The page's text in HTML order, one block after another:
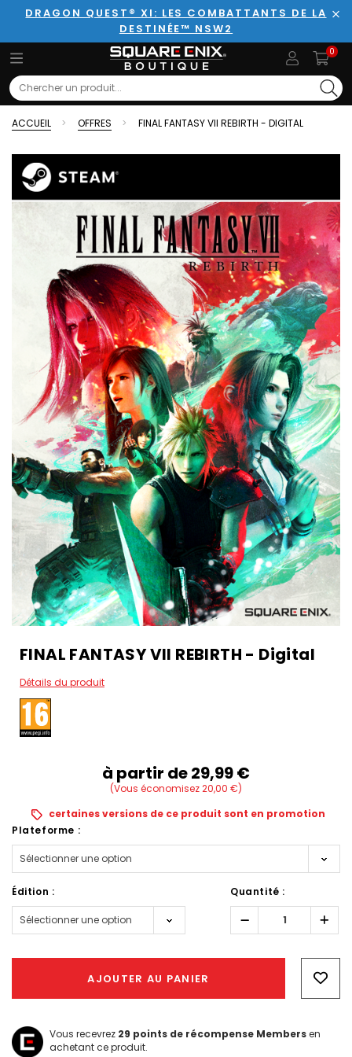
DRAGON QUEST® XI: LES COMBATTANTS DE LA
DESTINÉE™ NSW2
0
Search
ACCUEIL OFFRES FINAL FANTASY VII REBIRTH - DIGITAL
FINAL FANTASY VII REBIRTH - Digital
Détails du produit
à partir de29,99‎ ‎€
(Vous économisez 20,00‎ ‎€)
certaines versions de ce produit sont en promotion
Plateforme :
Édition : Quantité :
Réduire
quantité :
la
AJOUTER AU PANIER
Vous recevrez 29 points de récompense Membersen
achetant ce produit.